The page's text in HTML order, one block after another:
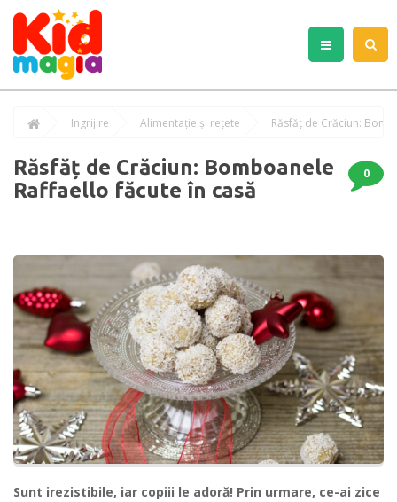
Îngrijire Alimentație și rețete Răsfăț de Crăciun:
Răsfăț de Crăciun: Bomboanele
Raffaello făcute în casă
0
Sunt irezistibile, iar copiii le adoră! Prin urmare, ce-ai zice